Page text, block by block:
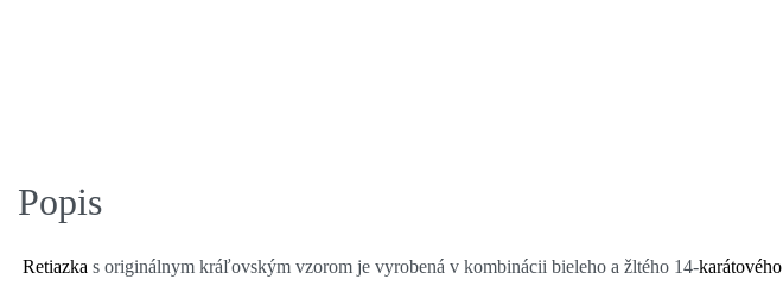
Popis
Retiazka s originálnym kráľovským vzorom je vyrobená v kombinácii bieleho a žltého 14-karátového